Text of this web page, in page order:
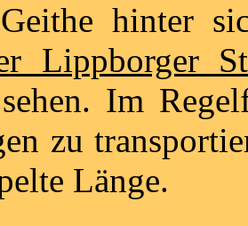
hinter
Lippborger
Im
zu
Länge.